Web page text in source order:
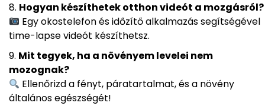
Hogyan készíthetek otthon videót a mozgásról?
Egy okostelefon és időzítő alkalmazás segítségével
time-lapse videót készíthetsz.
Mit tegyek, ha a növényem levelei nem
mozognak?
Ellenőrizd a fényt, páratartalmat, és a növény
általános egészségét!